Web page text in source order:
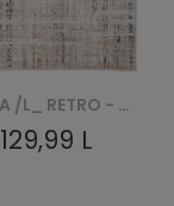
COVOR I366A /L_ RETRO - NIEBIESKI, BIAŁY
129,99 L